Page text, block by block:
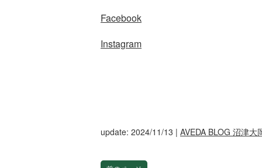
Facebook
Instagram
update: 2024/11/13 | AVEDA BLOG 沼津大